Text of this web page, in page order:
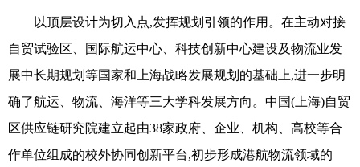
以顶层设计为切入点,发挥规划引领的作用。在主动对接
自贸试验区、国际航运中心、科技创新中心建设及物流业发
展中长期规划等国家和上海战略发展规划的基础上,进一步明
确了航运、物流、海洋等三大学科发展方向。中国(上海)自贸
区供应链研究院建立起由38家政府、企业、机构、高校等合
作单位组成的校外协同创新平台,初步形成港航物流领域的